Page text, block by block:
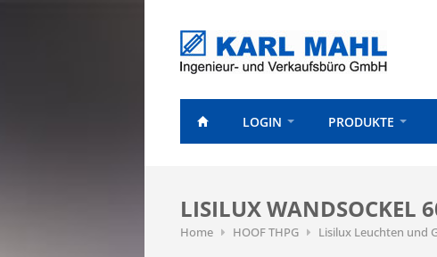
LOGIN PRODUKTE
LISILUX
Home HOOF THPG Lisilux Leuchten und